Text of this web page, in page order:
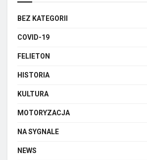
BEZ KATEGORII
COVID-19
FELIETON
HISTORIA
KULTURA
MOTORYZACJA
NA SYGNALE
NEWS